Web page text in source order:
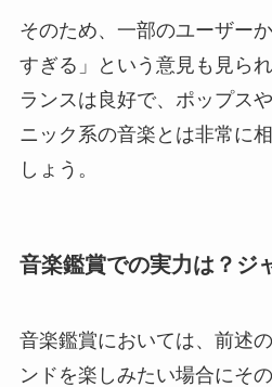
そのため、一部のユーザー
すぎる」という意見も見ら
ランスは良好で、ポップス
ニック系の音楽とは非常に
しょう。
音楽鑑賞での実力は？ジ
音楽鑑賞においては、前述
ンドを楽しみたい場合にそ